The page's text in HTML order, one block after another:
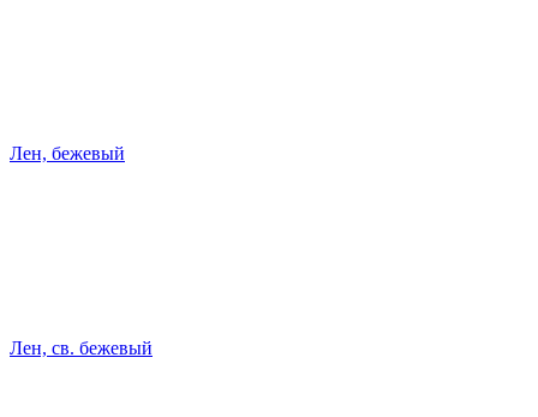
Лен, бежевый
Лен, св. бежевый